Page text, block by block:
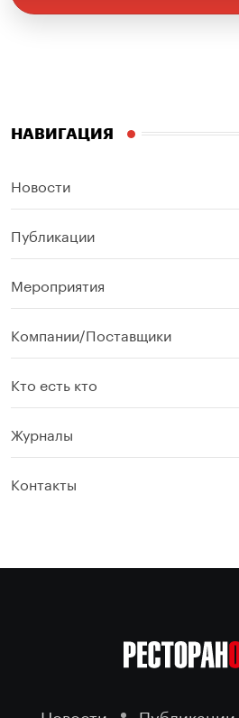
НАВИГАЦИЯ
Новости
Публикации
Мероприятия
Компании/Поставщики
Кто есть кто
Журналы
Контакты